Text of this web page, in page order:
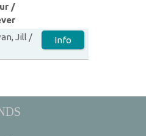
/
Jill /
Info